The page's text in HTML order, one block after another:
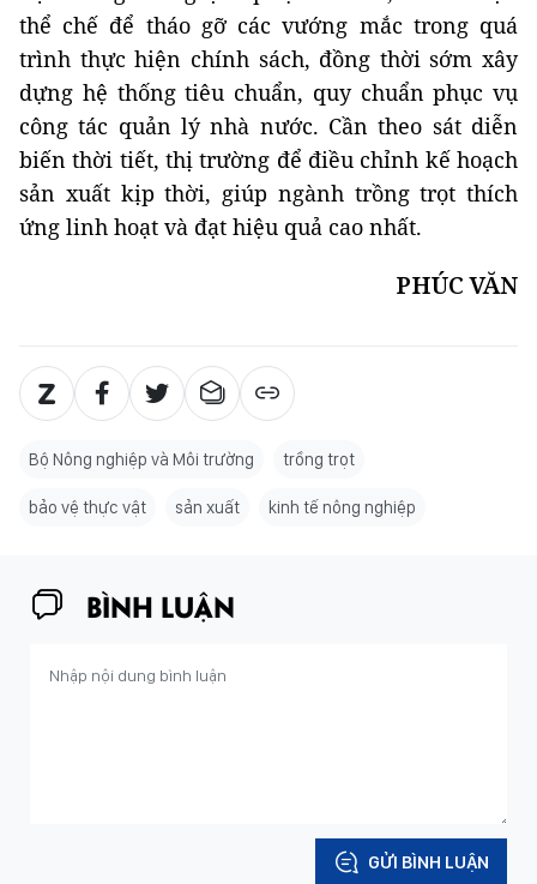
thể chế để tháo gỡ các vướng mắc trong quá
trình thực hiện chính sách, đồng thời sớm xây
dựng hệ thống tiêu chuẩn, quy chuẩn phục vụ
công tác quản lý nhà nước. Cần theo sát diễn
biến thời tiết, thị trường để điều chỉnh kế hoạch
sản xuất kịp thời, giúp ngành trồng trọt thích
ứng linh hoạt và đạt hiệu quả cao nhất.
PHÚC VĂN
Bộ Nông nghiệp và Môi trường trồng trọt
bảo vệ thực vật sản xuất kinh tế nông nghiệp
BÌNH LUẬN
GỬI BÌNH LUẬN